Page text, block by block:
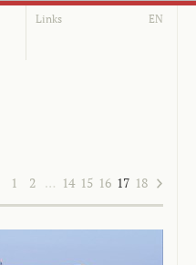
Links EN
1 2 … 14 15 16 17 18